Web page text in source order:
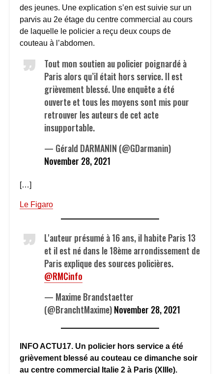
des jeunes. Une explication s’en est suivie sur un
parvis au 2e étage du centre commercial au cours
de laquelle le policier a reçu deux coups de
couteau à l’abdomen.
Tout mon soutien au policier poignardé à
Paris alors qu’il était hors service. Il est
grièvement blessé. Une enquête a été
ouverte et tous les moyens sont mis pour
retrouver les auteurs de cet acte
insupportable.
— Gérald DARMANIN (@GDarmanin)
November 28, 2021
[…]
Le Figaro
L'auteur présumé à 16 ans, il habite Paris 13
et il est né dans le 18ème arrondissement de
Paris explique des sources policières.
@RMCinfo
— Maxime Brandstaetter
(@BranchtMaxime)November 28, 2021
INFO ACTU17. Un policier hors service a été
grièvement blessé au couteau ce dimanche soir
au centre commercial Italie 2 à Paris (XIIIe).